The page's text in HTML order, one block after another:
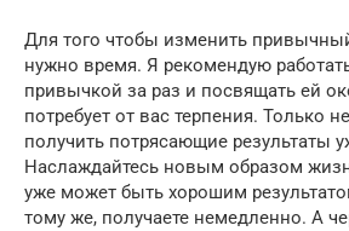
Для того чтобы изменить
нужно время. Я рекомендую
привычкой за раз и посвящать ей
потребует от вас терпения. Только
получить потрясающие результаты
Наслаждайтесь новым образом
уже может быть хорошим
тому же, получаете немедленно. А